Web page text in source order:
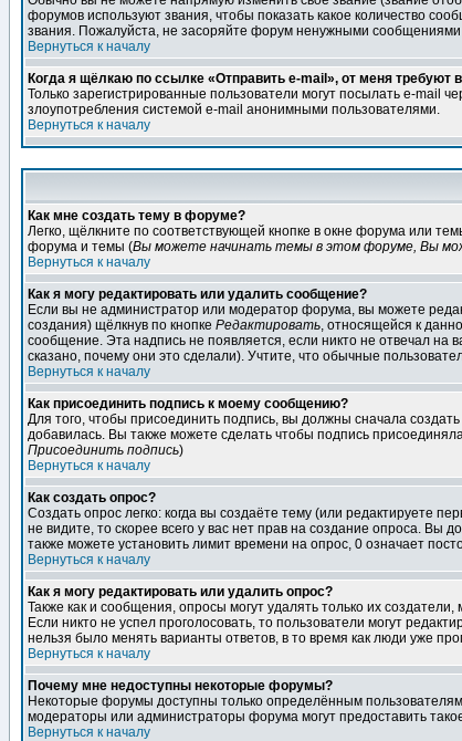
форумов используют звания, чтобы показать какое количество
звания. Пожалуйста, не засоряйте форум ненужными сообщениями
Вернуться к началу
Когда я щёлкаю по ссылке «Отправить e-mail», от меня требуют
Только зарегистрированные пользователи могут посылать e-mail
злоупотребления системой e-mail анонимными пользователями.
Вернуться к началу
Как мне создать тему в форуме?
Легко, щёлкните по соответствующей кнопке в окне форума или
форума и темы (Вы можете начинать темы в этом форуме, Вы
Вернуться к началу
Как я могу редактировать или удалить сообщение?
Если вы не администратор или модератор форума, вы можете
создания) щёлкнув по кнопке Редактировать, относящейся к
сообщение. Эта надпись не появляется, если никто не отвечал
сказано, почему они это сделали). Учтите, что обычные
Вернуться к началу
Как присоединить подпись к моему сообщению?
Для того, чтобы присоединить подпись, вы должны сначала
добавилась. Вы также можете сделать чтобы подпись
Присоединить подпись)
Вернуться к началу
Как создать опрос?
Создать опрос легко: когда вы создаёте тему (или редактируете
не видите, то скорее всего у вас нет прав на создание опроса. Вы
также можете установить лимит времени на опрос, 0 означает
Вернуться к началу
Как я могу редактировать или удалить опрос?
Также как и сообщения, опросы могут удалять только их
Если никто не успел проголосовать, то пользователи могут
нельзя было менять варианты ответов, в то время как люди уже
Вернуться к началу
Почему мне недоступны некоторые форумы?
Некоторые форумы доступны только определённым
модераторы или администраторы форума могут предоставить
Вернуться к началу